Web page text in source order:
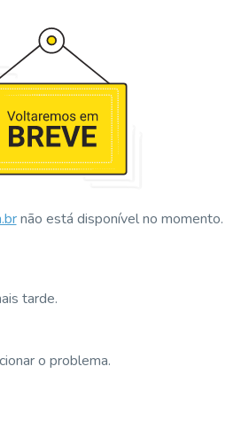
não está disponível no momento.
tarde.
o problema.